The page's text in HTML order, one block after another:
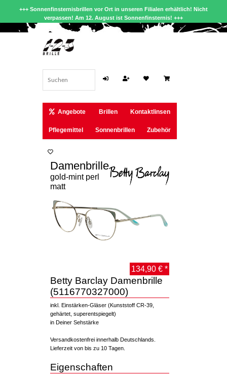
+++ Sonnenfinsternisbrillen vor Ort in unseren Filialen erhältlich! Nicht
verpassen! Am 12. August ist Sonnenfinsternis! +++
Angebote Brillen Kontaktlinsen
Pflegemittel Sonnenbrillen Zubehör
Damenbrille
gold-mint perl
matt
134,90 € *
Betty Barclay Damenbrille
(5116770327000)
inkl. Einstärken-Gläser (Kunststoff CR-39,
gehärtet, superentspiegelt)
in Deiner Sehstärke
Versandkostenfrei innerhalb Deutschlands.
Lieferzeit von bis zu 10 Tagen.
Eigenschaften